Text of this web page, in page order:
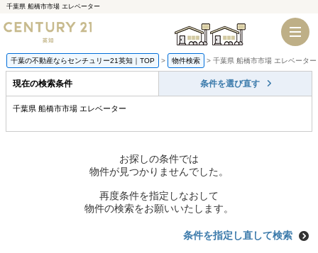
千葉県 船橋市市場 エレベーター
千葉店 船橋店
千葉の不動産ならセンチュリー21英知｜TOP 物件検索 千葉県 船橋市市場 エレベータ
現在の検索条件 条件を選び直す
千葉県 船橋市市場 エレベーター
お探しの条件では
物件が見つかりませんでした。
再度条件を指定しなおして
物件の検索をお願いいたします。
条件を指定し直して検索